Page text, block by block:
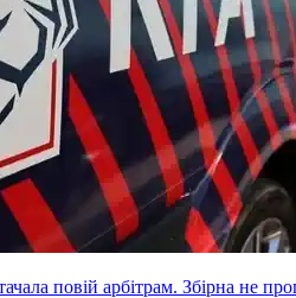
повій арбітрам. Збірна не